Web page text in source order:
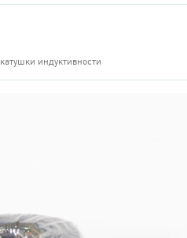
катушки индуктивности